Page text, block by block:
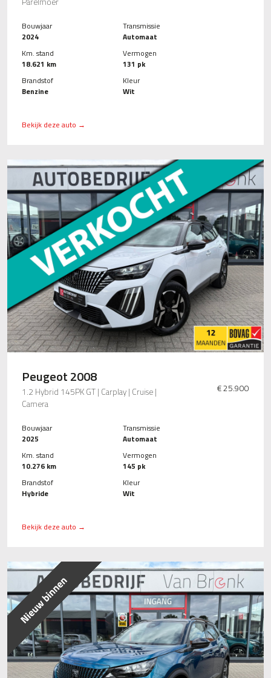
Bouwjaar
2024
Km. stand
18.621 km
Brandstof
Benzine
Transmissie
Automaat
Vermogen
131 pk
Kleur
Wit
Bekijk deze auto →
Peugeot 2008
1.2 Hybrid 145PK GT | Carplay | Cruise |
Camera
€ 25.900
Bouwjaar
2025
Km. stand
10.276 km
Brandstof
Hybride
Transmissie
Automaat
Vermogen
145 pk
Kleur
Wit
Bekijk deze auto →